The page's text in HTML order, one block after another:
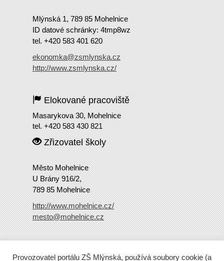
Mlýnská 1, 789 85 Mohelnice
ID datové schránky: 4tmp8wz
tel. +420 583 401 620
ekonomka@zsmlynska.cz
http://www.zsmlynska.cz/
Elokované pracoviště
Masarykova 30, Mohelnice
tel. +420 583 430 821
Zřizovatel školy
Město Mohelnice
U Brány 916/2,
789 85 Mohelnice
http://www.mohelnice.cz/
mesto@mohelnice.cz
Tento web běží na Wordpressu.
Provozovatel portálu ZŠ Mlýnská, používá soubory cookie (a